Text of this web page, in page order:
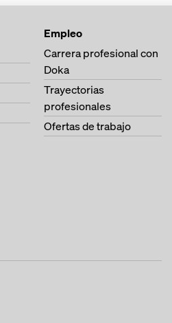
Empleo
Carrera profesional con
Doka
Trayectorias
profesionales
Ofertas de trabajo